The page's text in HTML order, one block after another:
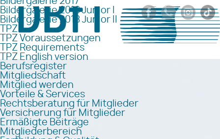
Bildergalerie 2018 Junior I
Bildergalerie 2018 Junior II
TPZ
TPZ Voraussetzungen
TPZ Requirements
TPZ English version
Berufsregister
Mitgliedschaft
Mitglied werden
Vorteile & Services
Rechtsberatung für Mitglieder
Versicherung für Mitglieder
Ermäßigte Beiträge
Mitgliederbereich